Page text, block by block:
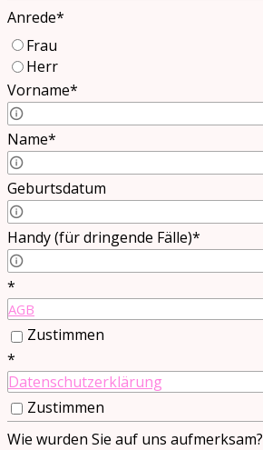
Anrede*
Frau
Herr
Vorname*
Vorname Partner/in
Name*
Name Partner/in
Geburtsdatum
Handy (für dringende Fälle)*
Telefon Partner/in
*
AGB
Zustimmen
*
Datenschutzerklärung
Zustimmen
Wie wurden Sie auf uns aufmerksam?